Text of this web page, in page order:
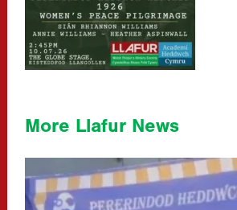
More Llafur News
Sesiynau Panel Pererindod Heddychwyr
Langollen a Manylion ein Panel Nesaf yn
Genedlaethol